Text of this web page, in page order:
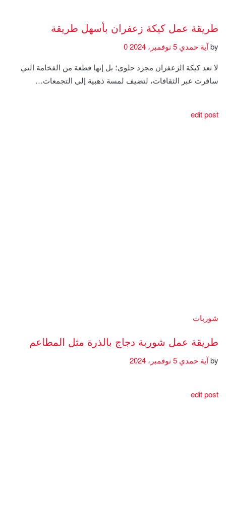
طريقة عمل كيكة زعفران بأسهل طريقة
byآية حمدي
لا تعد كيكة الزعفران مجرد حلوى؛ بل إنها قطعة من الفخامة التي
سافرت عبر الثقافات، لتضيف لمسة ذهبية إلى التجمعات…
edit post
شوربات
طريقة عمل شوربة دجاج بالذرة مثل المطاعم
byآية حمدي
edit post